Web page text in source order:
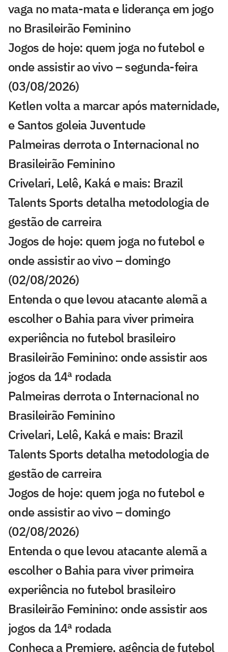
vaga no mata-mata e liderança em jogo
no Brasileirão Feminino
Jogos de hoje: quem joga no futebol e
onde assistir ao vivo – segunda-feira
(03/08/2026)
Ketlen volta a marcar após maternidade,
e Santos goleia Juventude
Palmeiras derrota o Internacional no
Brasileirão Feminino
Crivelari, Lelê, Kaká e mais: Brazil
Talents Sports detalha metodologia de
gestão de carreira
Jogos de hoje: quem joga no futebol e
onde assistir ao vivo – domingo
(02/08/2026)
Entenda o que levou atacante alemã a
escolher o Bahia para viver primeira
experiência no futebol brasileiro
Brasileirão Feminino: onde assistir aos
jogos da 14ª rodada
Palmeiras derrota o Internacional no
Brasileirão Feminino
Crivelari, Lelê, Kaká e mais: Brazil
Talents Sports detalha metodologia de
gestão de carreira
Jogos de hoje: quem joga no futebol e
onde assistir ao vivo – domingo
(02/08/2026)
Entenda o que levou atacante alemã a
escolher o Bahia para viver primeira
experiência no futebol brasileiro
Brasileirão Feminino: onde assistir aos
jogos da 14ª rodada
Conheça a Premiere, agência de futebol